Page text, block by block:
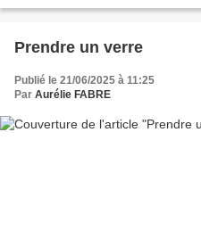
Prendre un verre
Publié le 21/06/2025 à 11:25
Par Aurélie FABRE